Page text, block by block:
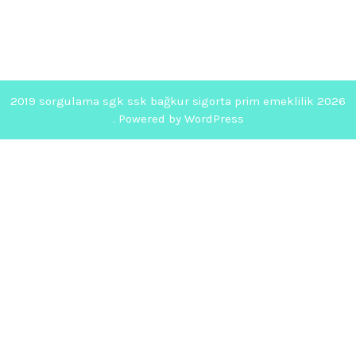
2019 sorgulama sgk ssk bağkur sigorta prim emeklilik 2026
. Powered by WordPress